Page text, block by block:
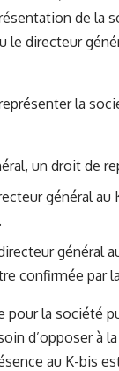
de la
le directeur
la
un droit de
général
général
confirmée par
la société
d’opposer à
au K-bis